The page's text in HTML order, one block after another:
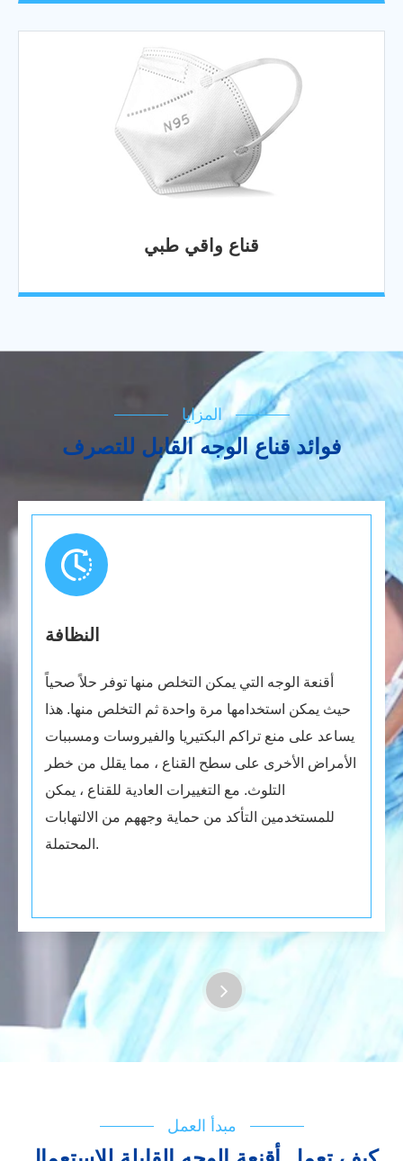
قناع واقي طبي
المزايا
فوائد قناع الوجه القابل للتصرف
النظافة
أقنعة الوجه التي يمكن التخلص منها توفر حلاً صحياً
حيث يمكن استخدامها مرة واحدة ثم التخلص منها. هذا
يساعد على منع تراكم البكتيريا والفيروسات ومسببات
الأمراض الأخرى على سطح القناع ، مما يقلل من خطر
التلوث. مع التغييرات العادية للقناع ، يمكن
للمستخدمين التأكد من حماية وجههم من الالتهابات
المحتملة.
مبدأ العمل